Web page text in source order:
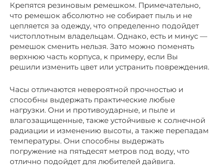
Крепятся резиновым ремешком. Примечательно,
что ремешок абсолютно не собирает пыль и не
цепляется за одежду, что определенно подойдет
чистоплотным владельцам. Однако, есть и минус —
ремешок сменить нельзя. Зато можно поменять
верхнюю часть корпуса, к примеру, если Вы
решили изменить цвет или устранить повреждения.
Часы отличаются невероятной прочностью и
способны выдержать практические любые
нагрузки. Они и противоударные, и пыле и
влагозащищенные, также устойчивые к солнечной
радиации и изменению высоты, а также перепадам
температуры. Они способны выдержать
погружение на пятьдесят метров под воду, что
отлично подойдет для любителей дайвига.